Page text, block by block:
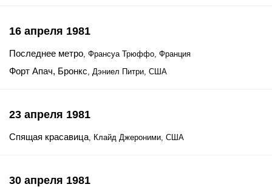
16 апреля 1981
Последнее метро, Франсуа Трюффо, Франция
Форт Апач, Бронкс, Дэниел Питри, США
23 апреля 1981
Спящая красавица, Клайд Джероними, США
30 апреля 1981